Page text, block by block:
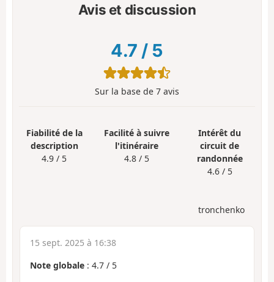
Avis et discussion
4.7 / 5
Sur la base de 7 avis
Fiabilité de la
description
4.9 / 5
Facilité à suivre
l'itinéraire
4.8 / 5
Intérêt du
circuit de
randonnée
4.6 / 5
tronchenko
15 sept. 2025 à 16:38
Note globale : 4.7 / 5